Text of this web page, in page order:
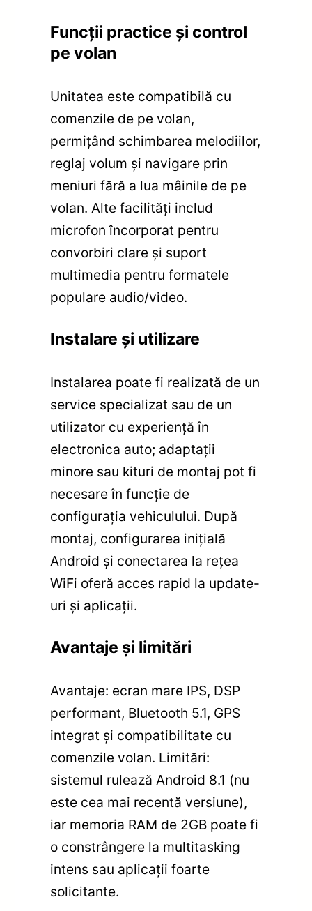
Funcții practice și control
pe volan
Unitatea este compatibilă cu
comenzile de pe volan,
permițând schimbarea melodiilor,
reglaj volum și navigare prin
meniuri fără a lua mâinile de pe
volan. Alte facilități includ
microfon încorporat pentru
convorbiri clare și suport
multimedia pentru formatele
populare audio/video.
Instalare și utilizare
Instalarea poate fi realizată de un
service specializat sau de un
utilizator cu experiență în
electronica auto; adaptații
minore sau kituri de montaj pot fi
necesare în funcție de
configurația vehiculului. După
montaj, configurarea inițială
Android și conectarea la rețea
WiFi oferă acces rapid la update-
uri și aplicații.
Avantaje și limitări
Avantaje: ecran mare IPS, DSP
performant, Bluetooth 5.1, GPS
integrat și compatibilitate cu
comenzile volan. Limitări:
sistemul rulează Android 8.1 (nu
este cea mai recentă versiune),
iar memoria RAM de 2GB poate fi
o constrângere la multitasking
intens sau aplicații foarte
solicitante.